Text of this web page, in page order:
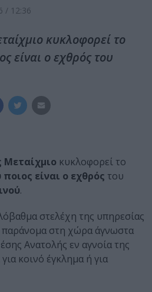
/ 12:36
κυκλοφορεί το
είναι ο εχθρός του
Μεταίχμιο κυκλοφορεί το
ποιος είναι ο εχθρός του
.
στελέχη της υπηρεσίας
στη χώρα άγνωστα
Ανατολής εν αγνοία της
κοινό έγκλημα ή για